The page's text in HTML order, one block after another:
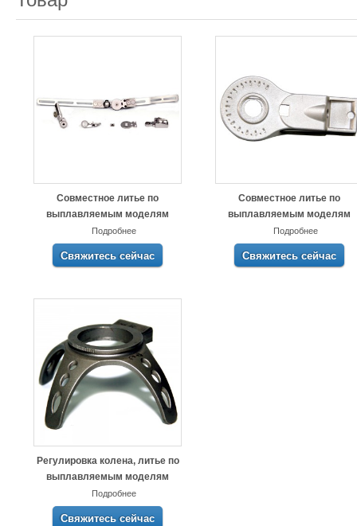
Совместное литье по
выплавляемым моделям
Подробнее
Свяжитесь сейчас
Совместное литье по
выплавляемым моделям
Подробнее
Свяжитесь сейчас
Регулировка колена, литье по
выплавляемым моделям
Подробнее
Свяжитесь сейчас